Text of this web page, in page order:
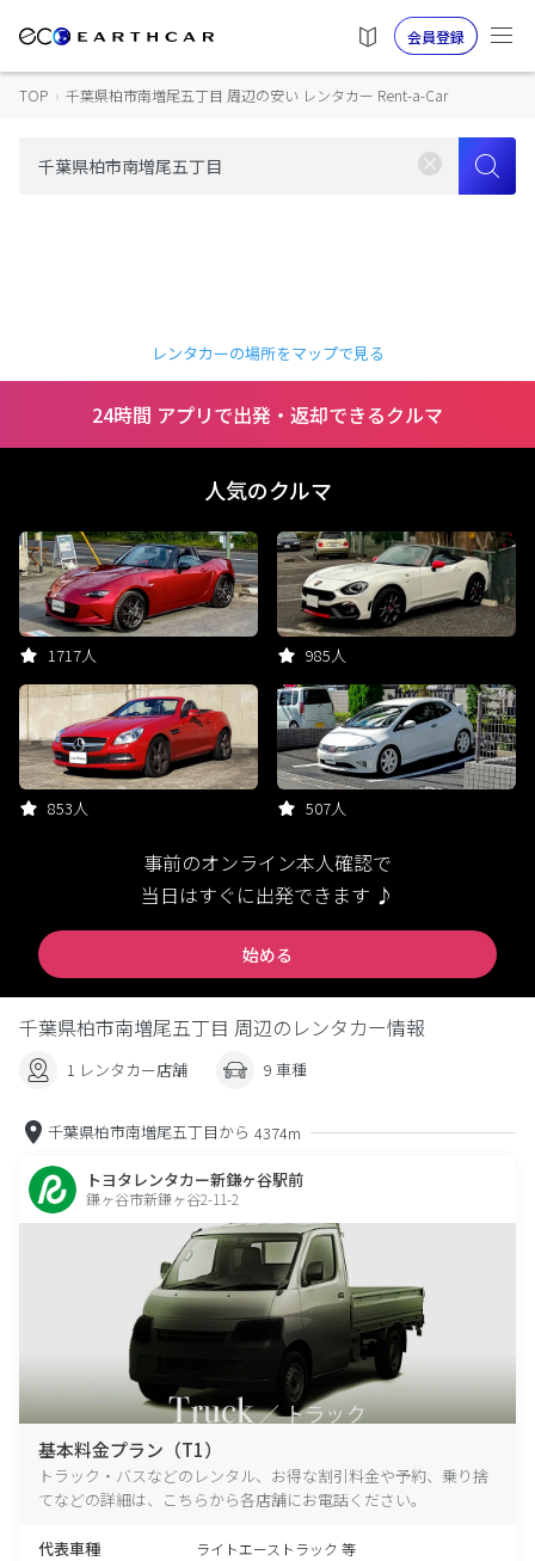
会員登録
TOP › 千葉県柏市南増尾五丁目 周辺の安い レンタカー Rent-a-Car
レンタカーの場所をマップで見る
24時間 アプリで出発・返却できるクルマ
人気のクルマ
1717人 985人
853人 507人
事前のオンライン本人確認で
当日はすぐに出発できます ♪
始める
千葉県柏市南増尾五丁目 周辺のレンタカー情報
1 レンタカー店舗 9 車種
千葉県柏市南増尾五丁目から 4374m
トヨタレンタカー新鎌ヶ谷駅前
鎌ヶ谷市新鎌ヶ谷2-11-2
基本料金プラン（T1）
トラック・バスなどのレンタル、お得な割引料金や予約、乗り捨
てなどの詳細は、こちらから各店舗にお電話ください。
代表車種 ライトエーストラック 等